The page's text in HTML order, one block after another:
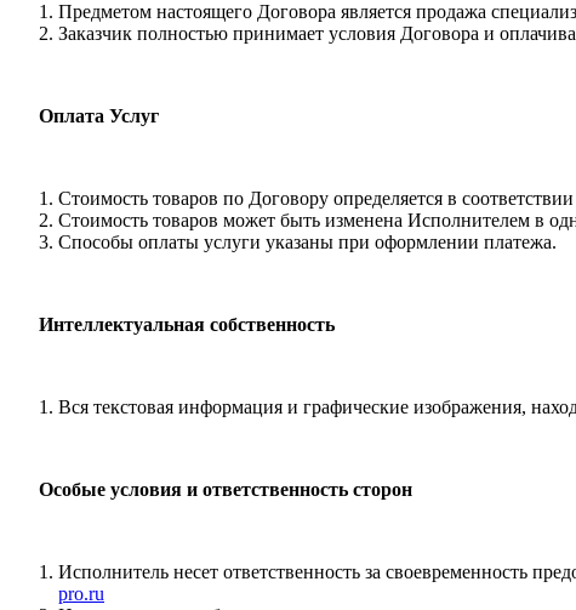
Предметом настоящего Договора является продажа
Заказчик полностью принимает условия Договора и
Оплата Услуг
Стоимость товаров по Договору определяется в
Стоимость товаров может быть изменена Исполнителем в
Способы оплаты услуги указаны при оформлении платежа.
Интеллектуальная собственность
Вся текстовая информация и графические изображения,
Особые условия и ответственность сторон
Исполнитель несет ответственность за своевременность
pro.ru